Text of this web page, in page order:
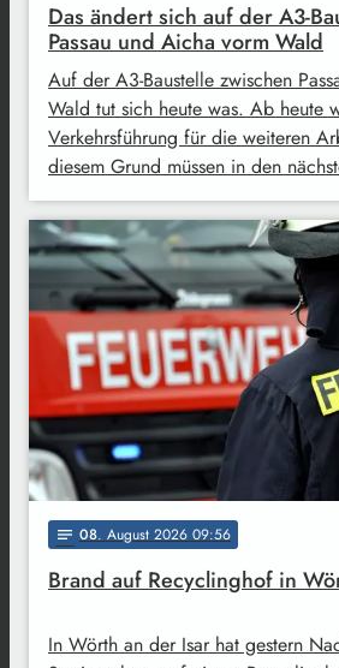
Das ändert sich auf der A3-
Passau und Aicha vorm Wald
Auf der A3-Baustelle zwischen
Wald tut sich heute was. Ab heute
Verkehrsführung für die weiteren
diesem Grund müssen in den
notes 08. August 2026 09:56
Brand auf Recyclinghof in
In Wörth an der Isar hat gestern